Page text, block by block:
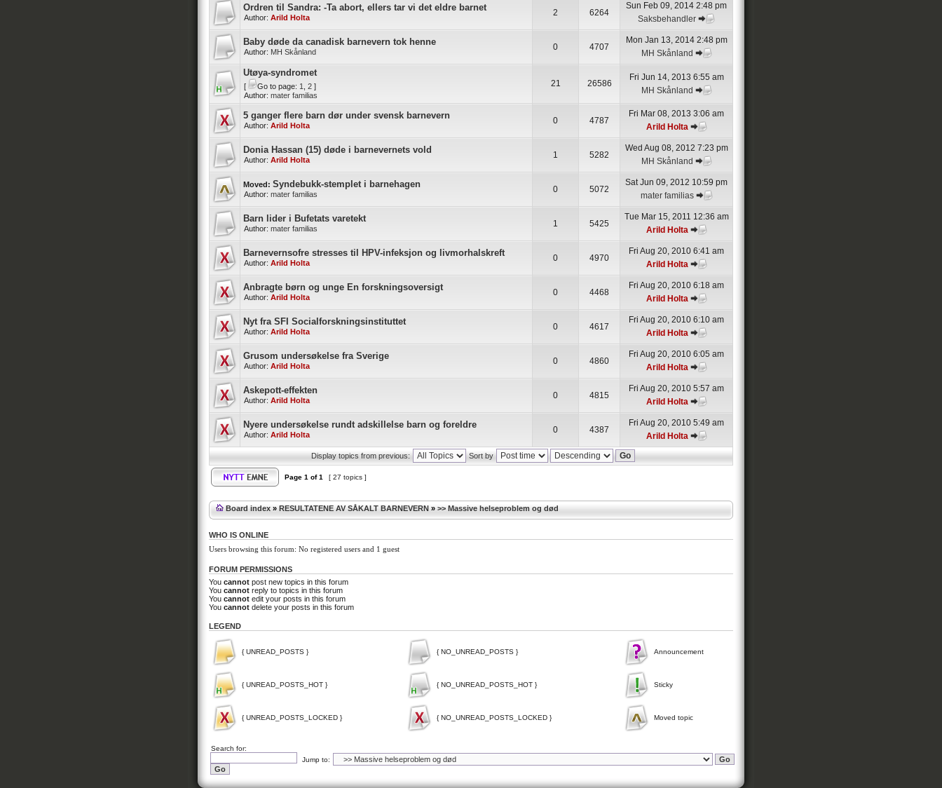
Ordren til Sandra: -Ta abort, ellers tar vi det eldre barnet
Author: Arild Holta 2 6264
Sun Feb 09, 2014 2:48 pm
Saksbehandler
Baby døde da canadisk barnevern tok henne
Author: MH Skånland 0 4707
Mon Jan 13, 2014 2:48 pm
MH Skånland
Utøya-syndromet
[ Go to page: 1 2 ]
Author: mater familias
21 26586
Fri Jun 14, 2013 6:55 am
MH Skånland
5 ganger flere barn dør under svensk barnevern
Author: Arild Holta 0 4787
Fri Mar 08, 2013 3:06 am
Arild Holta
Donia Hassan (15) døde i barnevernets vold
Author: Arild Holta 1 5282
Wed Aug 08, 2012 7:23 pm
MH Skånland
Moved: Syndebukk-stemplet i barnehagen
Author: mater familias 0 5072
Sat Jun 09, 2012 10:59 pm
mater familias
Barn lider i Bufetats varetekt
Author: mater familias 1 5425
Tue Mar 15, 2011 12:36 am
Arild Holta
Barnevernsofre stresses til HPV-infeksjon og livmorhalskreft
Author: Arild Holta 0 4970
Fri Aug 20, 2010 6:41 am
Arild Holta
Anbragte børn og unge En forskningsoversigt
Author: Arild Holta 0 4468
Fri Aug 20, 2010 6:18 am
Arild Holta
Nyt fra SFI Socialforskningsinstituttet
Author: Arild Holta 0 4617
Fri Aug 20, 2010 6:10 am
Arild Holta
Grusom undersøkelse fra Sverige
Author: Arild Holta 0 4860
Fri Aug 20, 2010 6:05 am
Arild Holta
Askepott-effekten
Author: Arild Holta 0 4815
Fri Aug 20, 2010 5:57 am
Arild Holta
Nyere undersøkelse rundt adskillelse barn og foreldre
Author: Arild Holta 0 4387
Fri Aug 20, 2010 5:49 am
Arild Holta
Display topics from previous: Sort by
Page 1 of1 [ 27 topics ]
Board index » RESULTATENE AV SÅKALT BARNEVERN » >> Massive helseproblem og død
WHO IS ONLINE
Users browsing this forum: No registered users and 1 guest
FORUM PERMISSIONS
You cannot post new topics in this forum
You cannot reply to topics in this forum
You cannot edit your posts in this forum
You cannot delete your posts in this forum
LEGEND
{ UNREAD_POSTS } { NO_UNREAD_POSTS } Announcement
{ UNREAD_POSTS_HOT } { NO_UNREAD_POSTS_HOT } Sticky
{ UNREAD_POSTS_LOCKED } { NO_UNREAD_POSTS_LOCKED } Moved topic
Search for:
Jump to: